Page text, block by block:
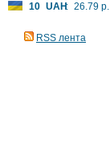
10 UAH: 26.79 р.
RSS лента